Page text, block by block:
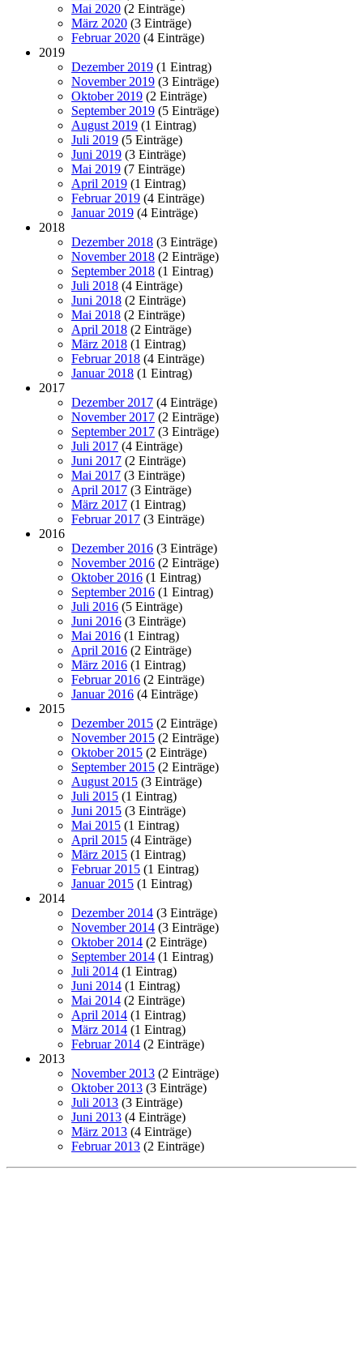
Mai 2020 (2 Einträge)
März 2020 (3 Einträge)
Februar 2020 (4 Einträge)
2019
Dezember 2019 (1 Eintrag)
November 2019 (3 Einträge)
Oktober 2019 (2 Einträge)
September 2019 (5 Einträge)
August 2019 (1 Eintrag)
Juli 2019 (5 Einträge)
Juni 2019 (3 Einträge)
Mai 2019 (7 Einträge)
April 2019 (1 Eintrag)
Februar 2019 (4 Einträge)
Januar 2019 (4 Einträge)
2018
Dezember 2018 (3 Einträge)
November 2018 (2 Einträge)
September 2018 (1 Eintrag)
Juli 2018 (4 Einträge)
Juni 2018 (2 Einträge)
Mai 2018 (2 Einträge)
April 2018 (2 Einträge)
März 2018 (1 Eintrag)
Februar 2018 (4 Einträge)
Januar 2018 (1 Eintrag)
2017
Dezember 2017 (4 Einträge)
November 2017 (2 Einträge)
September 2017 (3 Einträge)
Juli 2017 (4 Einträge)
Juni 2017 (2 Einträge)
Mai 2017 (3 Einträge)
April 2017 (3 Einträge)
März 2017 (1 Eintrag)
Februar 2017 (3 Einträge)
2016
Dezember 2016 (3 Einträge)
November 2016 (2 Einträge)
Oktober 2016 (1 Eintrag)
September 2016 (1 Eintrag)
Juli 2016 (5 Einträge)
Juni 2016 (3 Einträge)
Mai 2016 (1 Eintrag)
April 2016 (2 Einträge)
März 2016 (1 Eintrag)
Februar 2016 (2 Einträge)
Januar 2016 (4 Einträge)
2015
Dezember 2015 (2 Einträge)
November 2015 (2 Einträge)
Oktober 2015 (2 Einträge)
September 2015 (2 Einträge)
August 2015 (3 Einträge)
Juli 2015 (1 Eintrag)
Juni 2015 (3 Einträge)
Mai 2015 (1 Eintrag)
April 2015 (4 Einträge)
März 2015 (1 Eintrag)
Februar 2015 (1 Eintrag)
Januar 2015 (1 Eintrag)
2014
Dezember 2014 (3 Einträge)
November 2014 (3 Einträge)
Oktober 2014 (2 Einträge)
September 2014 (1 Eintrag)
Juli 2014 (1 Eintrag)
Juni 2014 (1 Eintrag)
Mai 2014 (2 Einträge)
April 2014 (1 Eintrag)
März 2014 (1 Eintrag)
Februar 2014 (2 Einträge)
2013
November 2013 (2 Einträge)
Oktober 2013 (3 Einträge)
Juli 2013 (3 Einträge)
Juni 2013 (4 Einträge)
März 2013 (4 Einträge)
Februar 2013 (2 Einträge)